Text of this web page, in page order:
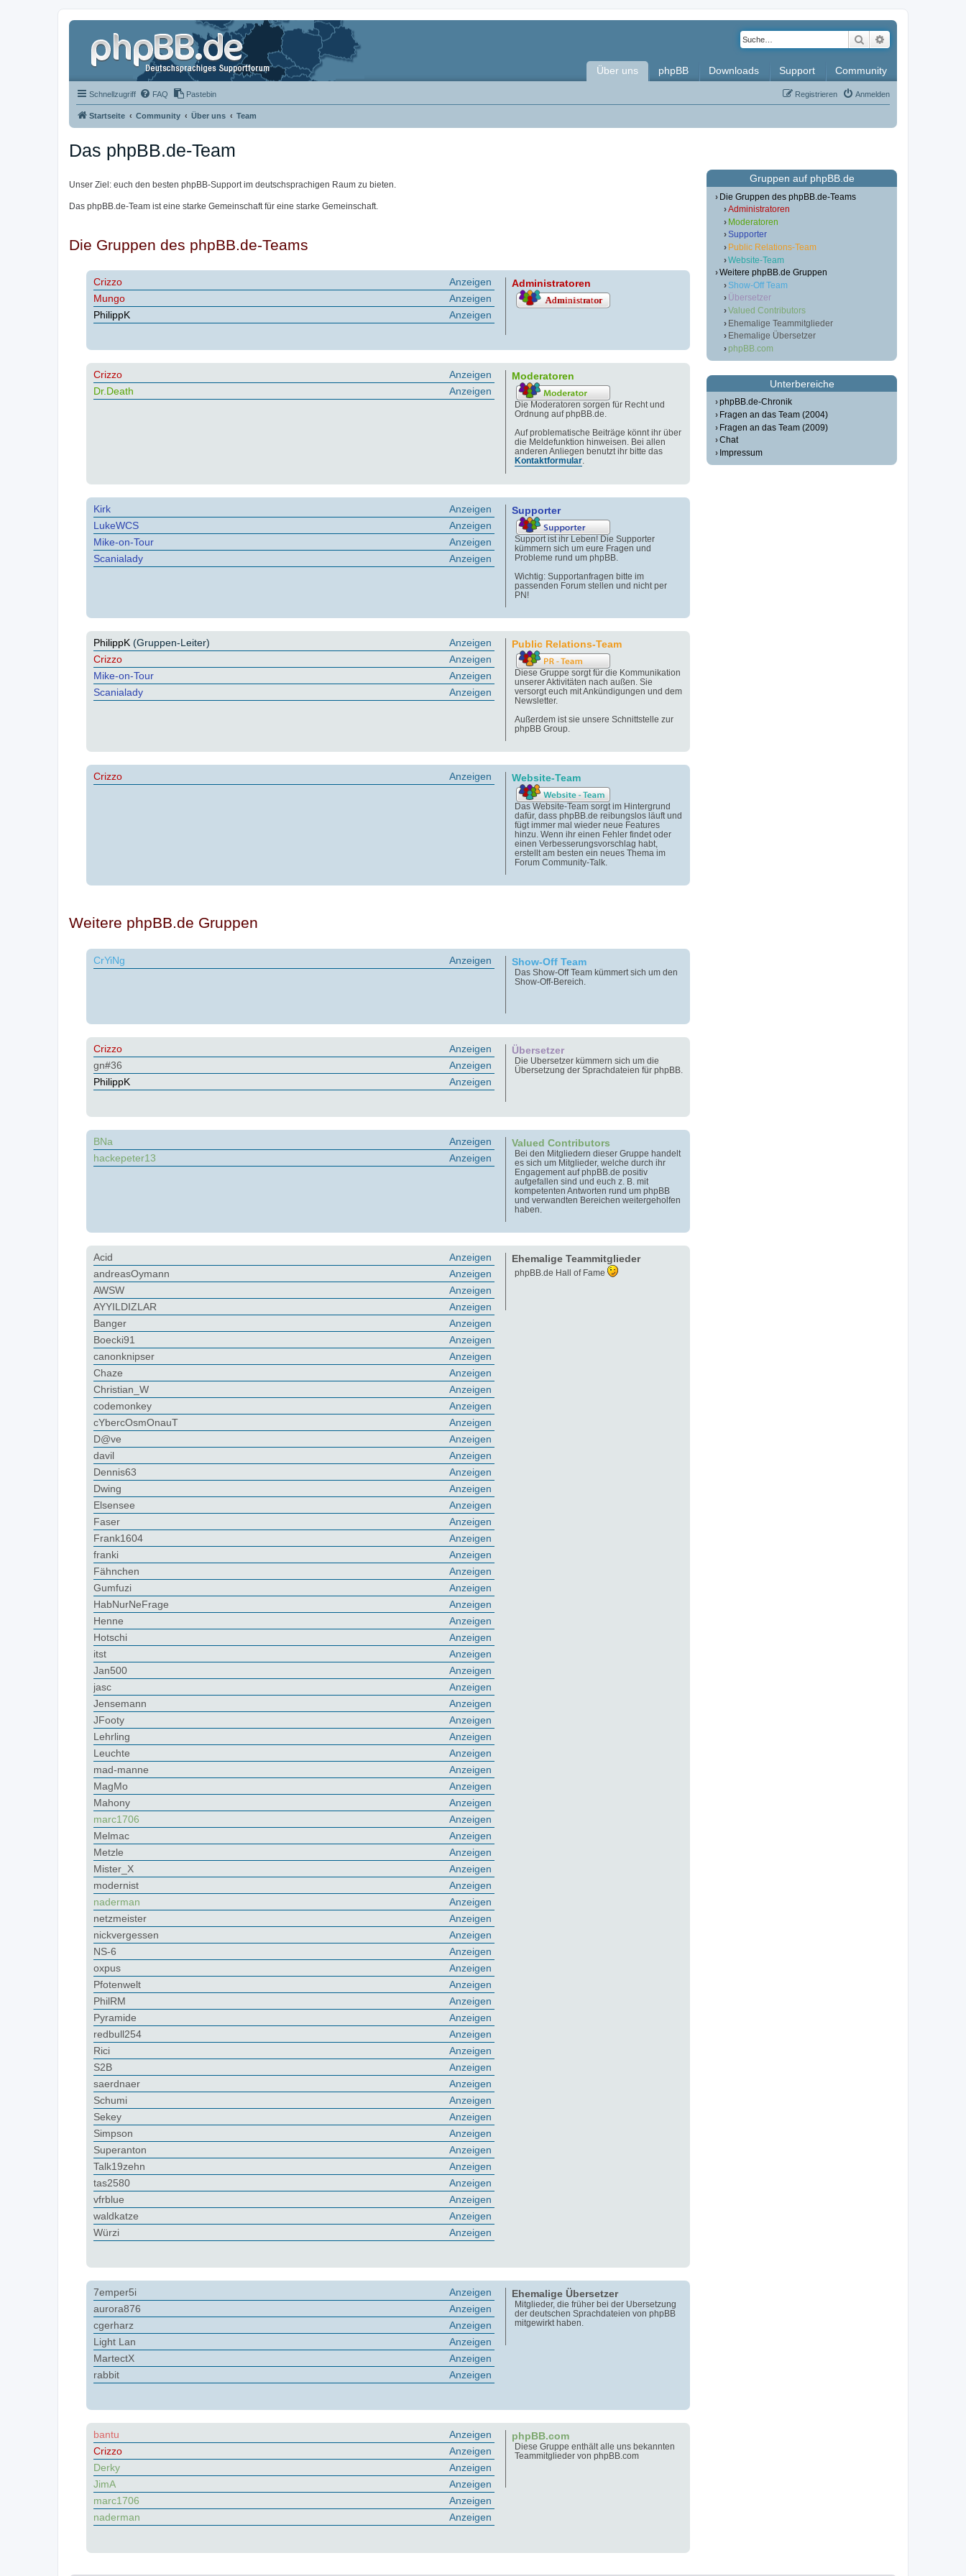
Suche
Über uns phpBB Downloads Support Community
Schnellzugriff FAQ Pastebin Anmelden
Registrieren
Startseite Community Über uns Team
Das phpBB.de-Team
Unser Ziel: euch den besten phpBB-Support im deutschsprachigen Raum zu bieten.
Das phpBB.de-Team ist eine starke Gemeinschaft für eine starke Gemeinschaft.
Die Gruppen des phpBB.de-Teams
Administratoren
Anzeigen
Crizzo
Anzeigen
Mungo
Anzeigen
PhilippK
Moderatoren
Die Moderatoren sorgen für Recht und
Ordnung auf phpBB.de.
Auf problematische Beiträge könnt ihr über
die Meldefunktion hinweisen. Bei allen
anderen Anliegen benutzt ihr bitte das
Kontaktformular.
Anzeigen
Crizzo
Anzeigen
Dr.Death
Supporter
Support ist ihr Leben! Die Supporter
kümmern sich um eure Fragen und
Probleme rund um phpBB.
Wichtig: Supportanfragen bitte im
passenden Forum stellen und nicht per
PN!
Anzeigen
Kirk
Anzeigen
LukeWCS
Anzeigen
Mike-on-Tour
Anzeigen
Scanialady
Public Relations-Team
Diese Gruppe sorgt für die Kommunikation
unserer Aktivitäten nach außen. Sie
versorgt euch mit Ankündigungen und dem
Newsletter.
Außerdem ist sie unsere Schnittstelle zur
phpBB Group.
Anzeigen
PhilippK (Gruppen-Leiter)
Anzeigen
Crizzo
Anzeigen
Mike-on-Tour
Anzeigen
Scanialady
Website-Team
Das Website-Team sorgt im Hintergrund
dafür, dass phpBB.de reibungslos läuft und
fügt immer mal wieder neue Features
hinzu. Wenn ihr einen Fehler findet oder
einen Verbesserungsvorschlag habt,
erstellt am besten ein neues Thema im
Forum Community-Talk.
Anzeigen
Crizzo
Weitere phpBB.de Gruppen
Show-Off Team
Das Show-Off Team kümmert sich um den
Show-Off-Bereich.
Anzeigen
CrYiNg
Übersetzer
Die Übersetzer kümmern sich um die
Übersetzung der Sprachdateien für phpBB.
Anzeigen
Crizzo
Anzeigen
gn#36
Anzeigen
PhilippK
Valued Contributors
Bei den Mitgliedern dieser Gruppe handelt
es sich um Mitglieder, welche durch ihr
Engagement auf phpBB.de positiv
aufgefallen sind und euch z. B. mit
kompetenten Antworten rund um phpBB
und verwandten Bereichen weitergeholfen
haben.
Anzeigen
BNa
Anzeigen
hackepeter13
Ehemalige Teammitglieder
phpBB.de Hall of Fame
Anzeigen
Acid
Anzeigen
andreasOymann
Anzeigen
AWSW
Anzeigen
AYYILDIZLAR
Anzeigen
Banger
Anzeigen
Boecki91
Anzeigen
canonknipser
Anzeigen
Chaze
Anzeigen
Christian_W
Anzeigen
codemonkey
Anzeigen
cYbercOsmOnauT
Anzeigen
D@ve
Anzeigen
davil
Anzeigen
Dennis63
Anzeigen
Dwing
Anzeigen
Elsensee
Anzeigen
Faser
Anzeigen
Frank1604
Anzeigen
franki
Anzeigen
Fähnchen
Anzeigen
Gumfuzi
Anzeigen
HabNurNeFrage
Anzeigen
Henne
Anzeigen
Hotschi
Anzeigen
itst
Anzeigen
Jan500
Anzeigen
jasc
Anzeigen
Jensemann
Anzeigen
JFooty
Anzeigen
Lehrling
Anzeigen
Leuchte
Anzeigen
mad-manne
Anzeigen
MagMo
Anzeigen
Mahony
Anzeigen
marc1706
Anzeigen
Melmac
Anzeigen
Metzle
Anzeigen
Mister_X
Anzeigen
modernist
Anzeigen
naderman
Anzeigen
netzmeister
Anzeigen
nickvergessen
Anzeigen
NS-6
Anzeigen
oxpus
Anzeigen
Pfotenwelt
Anzeigen
PhilRM
Anzeigen
Pyramide
Anzeigen
redbull254
Anzeigen
Rici
Anzeigen
S2B
Anzeigen
saerdnaer
Anzeigen
Schumi
Anzeigen
Sekey
Anzeigen
Simpson
Anzeigen
Superanton
Anzeigen
Talk19zehn
Anzeigen
tas2580
Anzeigen
vfrblue
Anzeigen
waldkatze
Anzeigen
Würzi
Ehemalige Übersetzer
Mitglieder, die früher bei der Übersetzung
der deutschen Sprachdateien von phpBB
mitgewirkt haben.
Anzeigen
7emper5i
Anzeigen
aurora876
Anzeigen
cgerharz
Anzeigen
Light Lan
Anzeigen
MartectX
Anzeigen
rabbit
phpBB.com
Diese Gruppe enthält alle uns bekannten
Teammitglieder von phpBB.com
Anzeigen
bantu
Anzeigen
Crizzo
Anzeigen
Derky
Anzeigen
JimA
Anzeigen
marc1706
Anzeigen
naderman
Gruppen auf phpBB.de
Die Gruppen des phpBB.de-Teams
Administratoren
Moderatoren
Supporter
Public Relations-Team
Website-Team
Weitere phpBB.de Gruppen
Show-Off Team
Übersetzer
Valued Contributors
Ehemalige Teammitglieder
Ehemalige Übersetzer
phpBB.com
Unterbereiche
phpBB.de-Chronik
Fragen an das Team (2004)
Fragen an das Team (2009)
Chat
Impressum